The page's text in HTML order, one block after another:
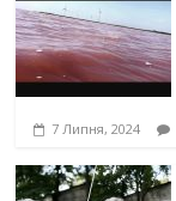
7 Липня, 2024